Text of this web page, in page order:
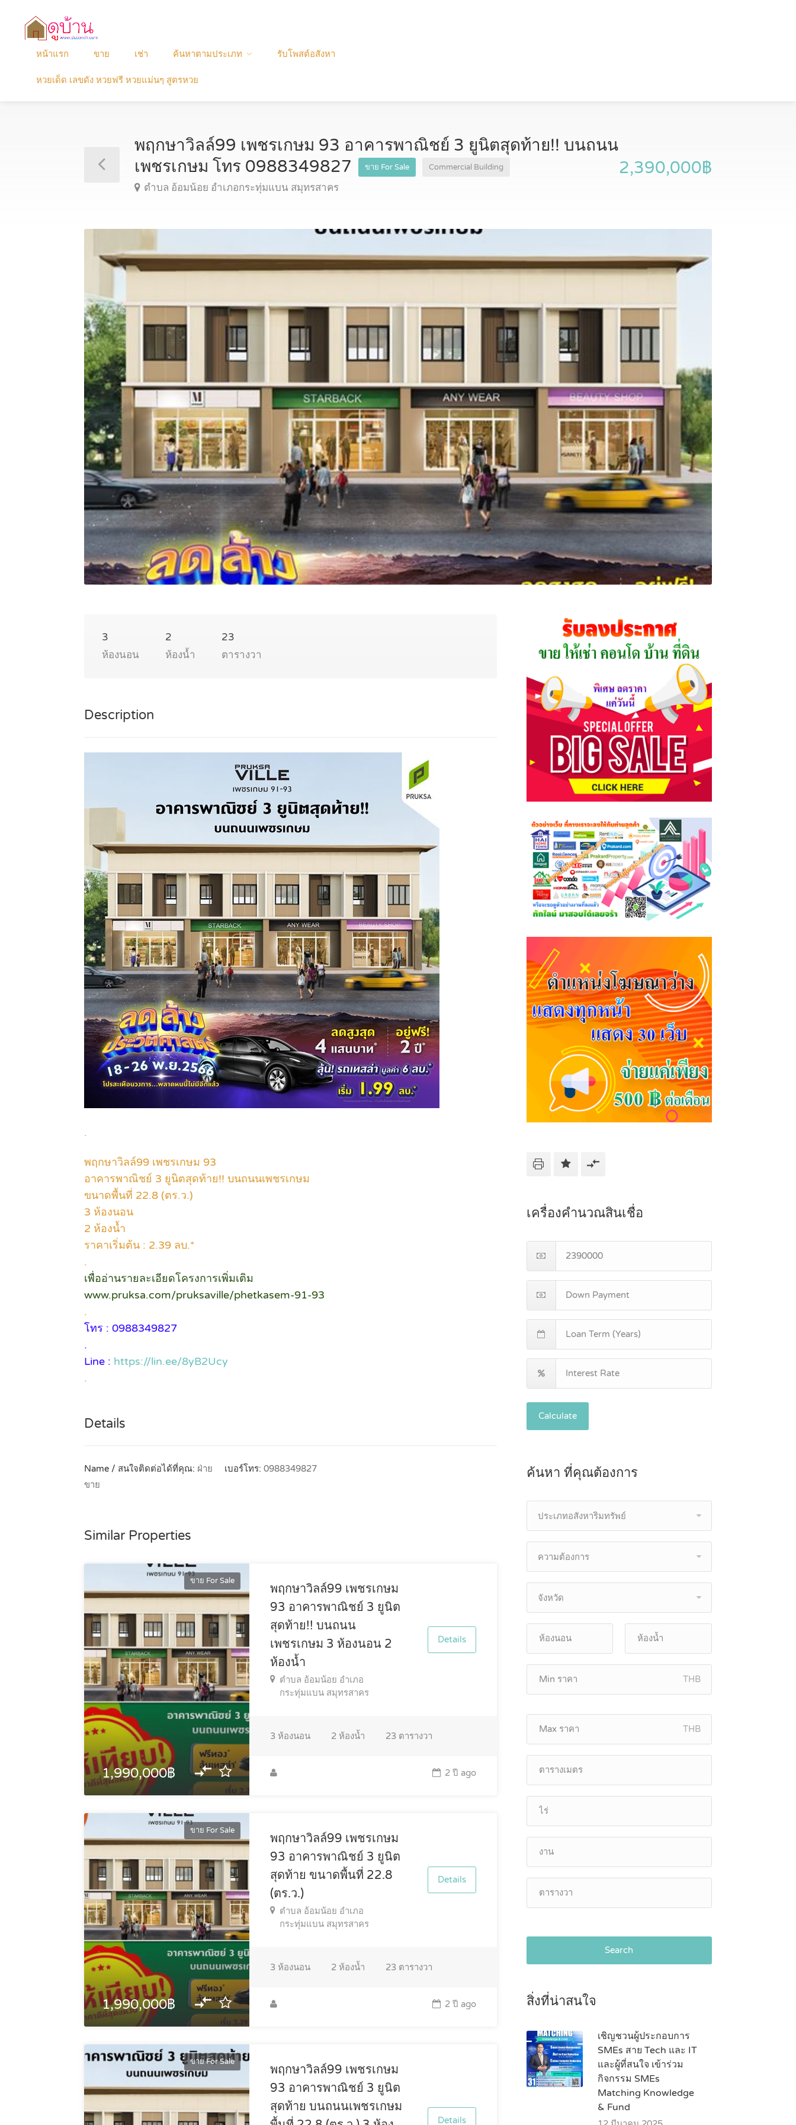
หน้าแรก ขาย เช่า ค้นหาตามประเภท รับโพสต์อสังหา
หวยเด็ด เลขดัง หวยฟรี หวยแม่นๆ สูตรหวย
พฤกษาวิลล์99 เพชรเกษม 93 อาคารพาณิชย์ 3 ยูนิตสุดท้าย!! บนถนน
เพชรเกษม โทร 0988349827
ขาย For Sale Commercial Building
ตำบล อ้อมน้อย อำเภอกระทุ่มแบน สมุทรสาคร
2,390,000฿
3
ห้องนอน
2
ห้องน้ำ
23
ตารางวา
Description
.
พฤกษาวิลล์99 เพชรเกษม 93
อาคารพาณิชย์ 3 ยูนิตสุดท้าย!! บนถนนเพชรเกษม
ขนาดพื้นที่ 22.8 (ตร.ว.)
3 ห้องนอน
2 ห้องน้ำ
ราคาเริ่มต้น : 2.39 ลบ.*
.
เพื่ออ่านรายละเอียดโครงการเพิ่มเติม
www.pruksa.com/pruksaville/phetkasem-91-93
.
โทร : 0988349827
.
Line : https://lin.ee/8yB2Ucy
.
Details
Name / สนใจติดต่อได้ที่คุณ: ฝ่าย
ขาย
เบอร์โทร:0988349827
Similar Properties
ขาย For Sale
1,990,000฿
พฤกษาวิลล์99 เพชรเกษม
93 อาคารพาณิชย์ 3 ยูนิต
สุดท้าย!! บนถนน
เพชรเกษม 3 ห้องนอน 2
ห้องน้ำ
ตำบล อ้อมน้อย อำเภอ
กระทุ่มแบน สมุทรสาคร
Details
3ห้องนอน 2ห้องน้ำ 23ตารางวา
2 ปี ago
ขาย For Sale
1,990,000฿
พฤกษาวิลล์99 เพชรเกษม
93 อาคารพาณิชย์ 3 ยูนิต
สุดท้าย ขนาดพื้นที่ 22.8
(ตร.ว.)
ตำบล อ้อมน้อย อำเภอ
กระทุ่มแบน สมุทรสาคร
Details
3ห้องนอน 2ห้องน้ำ 23ตารางวา
2 ปี ago
ขาย For Sale
พฤกษาวิลล์99 เพชรเกษม
93 อาคารพาณิชย์ 3 ยูนิต
สุดท้าย บนถนนเพชรเกษม
Details
เครื่องคำนวณสินเชื่อ
Calculate
ค้นหา ที่คุณต้องการ
ประเภทอสังหาริมทรัพย์
ความต้องการ
จังหวัด
THB
THB
Search
สิ่งที่น่าสนใจ
เชิญชวนผู้ประกอบการ
SMEs สาย Tech และ IT
และผู้ที่สนใจ เข้าร่วม
กิจกรรม SMEs
Matching Knowledge
& Fund